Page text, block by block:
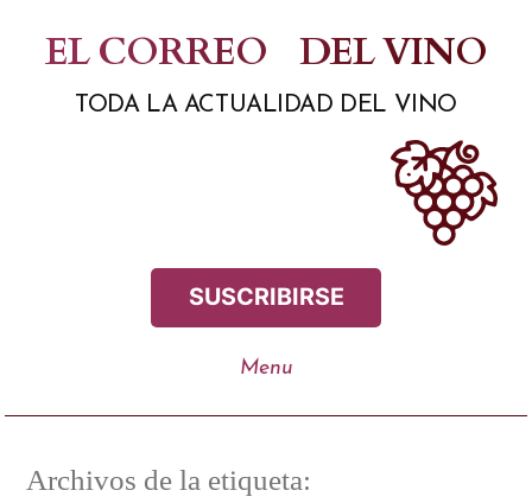
contenido
EL CORREO DEL VINO
TODA LA ACTUALIDAD DEL VINO
SUSCRIBIRSE
Archivos de la etiqueta: